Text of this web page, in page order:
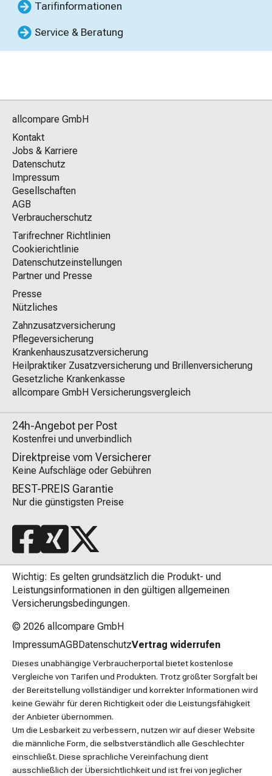
Tarifinformationen
Service & Beratung
allcompare GmbH
Kontakt
Jobs & Karriere
Datenschutz
Impressum
Gesellschaften
AGB
Verbraucherschutz
Tarifrechner Richtlinien
Cookierichtlinie
Datenschutzeinstellungen
Partner und Presse
Presse
Nützliches
Zahnzusatzversicherung
Pflegeversicherung
Krankenhauszusatzversicherung
Heilpraktiker Zusatzversicherung und Brillenversicherung
Gesetzliche Krankenkasse
allcompare GmbH Versicherungsvergleich
24h-Angebot per Post
Kostenfrei und unverbindlich
Direktpreise vom Versicherer
Keine Aufschläge oder Gebühren
BEST-PREIS Garantie
Nur die günstigsten Preise
Wichtig: Es gelten grundsätzlich die Produkt- und
Leistungsinformationen in den gültigen allgemeinen
Versicherungsbedingungen.
© 2026 allcompare GmbH
ImpressumAGBDatenschutzVertrag widerrufen
Dieses unabhängige Verbraucherportal bietet kostenlose
Vergleiche von Tarifen und Produkten. Trotz größter Sorgfalt bei
der Bereitstellung vollständiger und korrekter Informationen wird
keine Gewähr für deren Richtigkeit oder die Leistungsfähigkeit
der Anbieter übernommen.
Um die Lesbarkeit zu verbessern, nutzen wir auf dieser Website
die männliche Form, die selbstverständlich alle Geschlechter
einschließt. Diese sprachliche Vereinfachung dient
ausschließlich der Übersichtlichkeit und ist frei von jeglicher